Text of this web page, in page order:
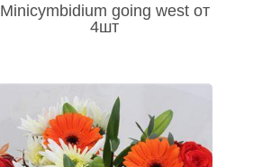
Minicymbidium going west от
4шт